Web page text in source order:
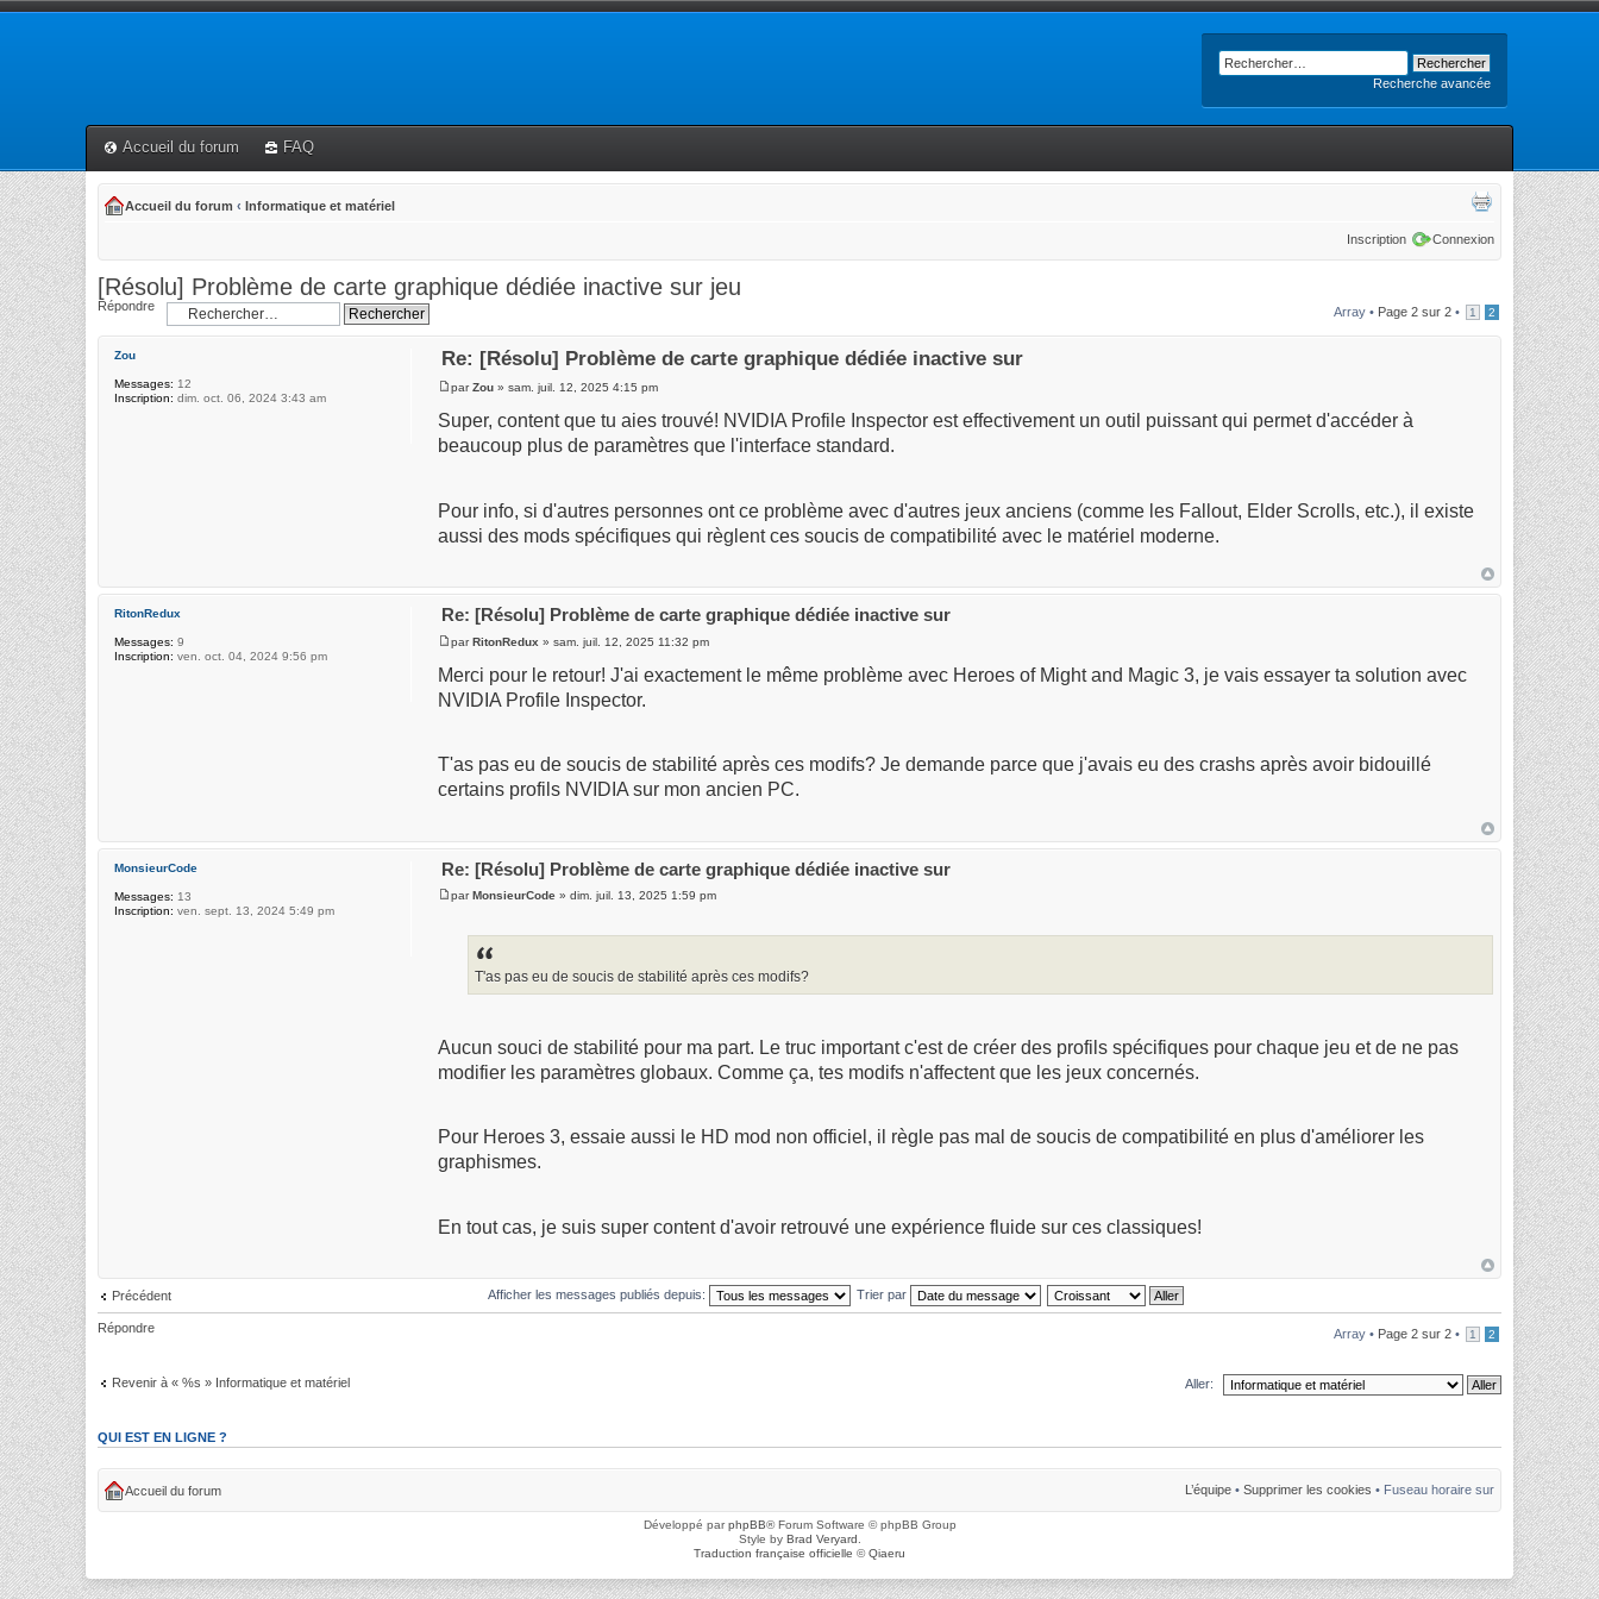
Recherche avancée
Accueil du forum FAQ
Accueil du forum ‹ Informatique et matériel
Inscription Connexion
[Résolu] Problème de carte graphique dédiée inactive sur jeu
Répondre Array • Page 2 sur 2 • 1 2
Re: [Résolu] Problème de carte graphique dédiée inactive sur
parZou » sam. juil. 12, 2025 4:15 pm
Super, content que tu aies trouvé! NVIDIA Profile Inspector est effectivement un outil puissant qui permet d'accéder à
beaucoup plus de paramètres que l'interface standard.
Pour info, si d'autres personnes ont ce problème avec d'autres jeux anciens (comme les Fallout, Elder Scrolls, etc.), il existe
aussi des mods spécifiques qui règlent ces soucis de compatibilité avec le matériel moderne.
Zou
Messages: 12
Inscription: dim. oct. 06, 2024 3:43 am
Re: [Résolu] Problème de carte graphique dédiée inactive sur
parRitonRedux » sam. juil. 12, 2025 11:32 pm
Merci pour le retour! J'ai exactement le même problème avec Heroes of Might and Magic 3, je vais essayer ta solution avec
NVIDIA Profile Inspector.
T'as pas eu de soucis de stabilité après ces modifs? Je demande parce que j'avais eu des crashs après avoir bidouillé
certains profils NVIDIA sur mon ancien PC.
RitonRedux
Messages: 9
Inscription: ven. oct. 04, 2024 9:56 pm
Re: [Résolu] Problème de carte graphique dédiée inactive sur
par MonsieurCode » dim. juil. 13, 2025 1:59 pm
T'as pas eu de soucis de stabilité après ces modifs?
Aucun souci de stabilité pour ma part. Le truc important c'est de créer des profils spécifiques pour chaque jeu et de ne pas
modifier les paramètres globaux. Comme ça, tes modifs n'affectent que les jeux concernés.
Pour Heroes 3, essaie aussi le HD mod non officiel, il règle pas mal de soucis de compatibilité en plus d'améliorer les
graphismes.
En tout cas, je suis super content d'avoir retrouvé une expérience fluide sur ces classiques!
MonsieurCode
Messages: 13
Inscription: ven. sept. 13, 2024 5:49 pm
Précédent Afficher les messages publiés depuis: Trier par
Répondre Array • Page 2 sur 2 • 1 2
Revenir à « %s » Informatique et matériel Aller:
QUI EST EN LIGNE ?
Accueil du forum L’équipe • Supprimer les cookies • Fuseau horaire sur
Développé parphpBB® Forum Software © phpBB Group
Style by Brad Veryard
Traduction française officielle ©Qiaeru